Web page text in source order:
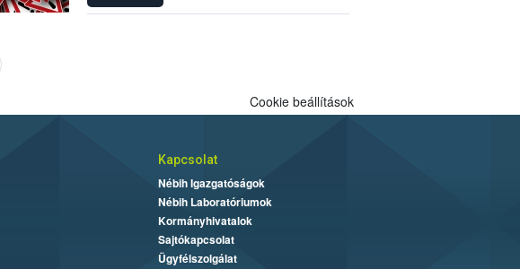
Cookie beállítások
Kapcsolat
Nébih Igazgatóságok
Nébih Laboratóriumok
Kormányhivatalok
Sajtókapcsolat
Ügyfélszolgálat